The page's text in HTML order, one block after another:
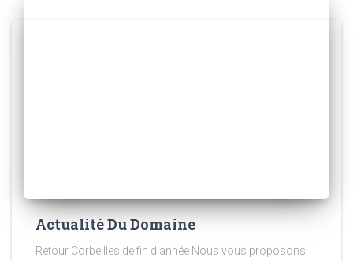
Actualité Du Domaine
Retour Corbeilles de fin d’année Nous vous proposons